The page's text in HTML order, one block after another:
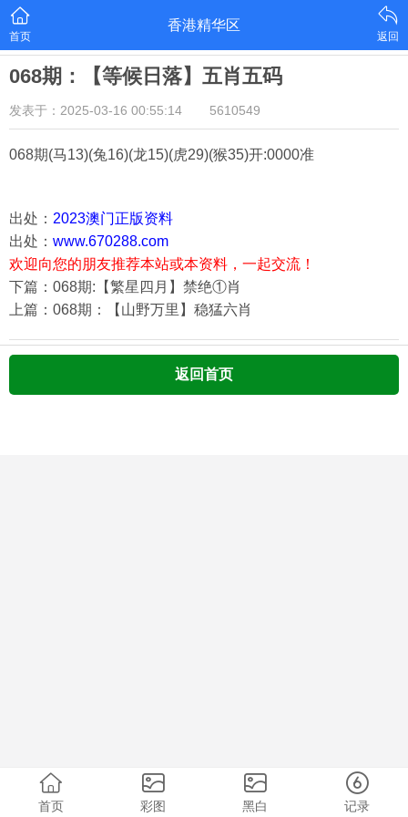
首页
香港精华区
返回
068期：【等候日落】五肖五码
发表于：2025-03-16 00:55:14 5610549
068期(马13)(兔16)(龙15)(虎29)(猴35)开:0000准
出处： 2023澳门正版资料
出处： www.670288.com
欢迎向您的朋友推荐本站或本资料，一起交流！
下篇：068期:【繁星四月】禁绝①肖
上篇：068期：【山野万里】稳猛六肖
返回首页
首页 彩图 黑白 记录